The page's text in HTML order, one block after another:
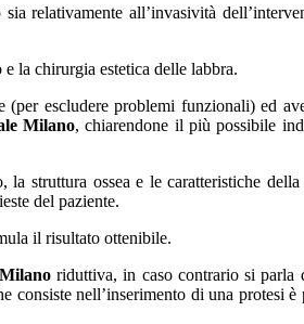
relativamente all’invasività
la chirurgia estetica delle labbra.
escludere problemi funzionali) ed
Milano, chiarendone il più possibile
struttura ossea e le caratteristiche
del paziente.
il risultato ottenibile.
riduttiva, in caso contrario si parla
nell’inserimento di una protesi è